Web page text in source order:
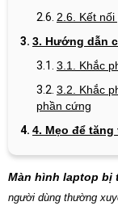
2.6. Kết
3. Hướng dẫn
3.1. Khắc
3.2. Khắc
phần cứng
4. Mẹo để
Màn hình laptop bị
người dùng thường